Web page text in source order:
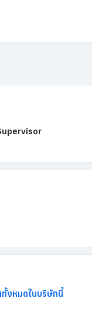
ทั้งหมดในบริษัทนี้